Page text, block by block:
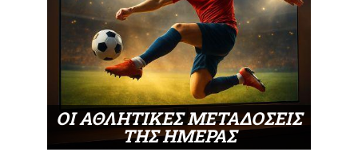
ΟΙ ΑΘΛΗΤΙΚΕΣ ΜΕΤΑΔΟΣΕΙΣ
ΤΗΣ ΗΜΕΡΑΣ